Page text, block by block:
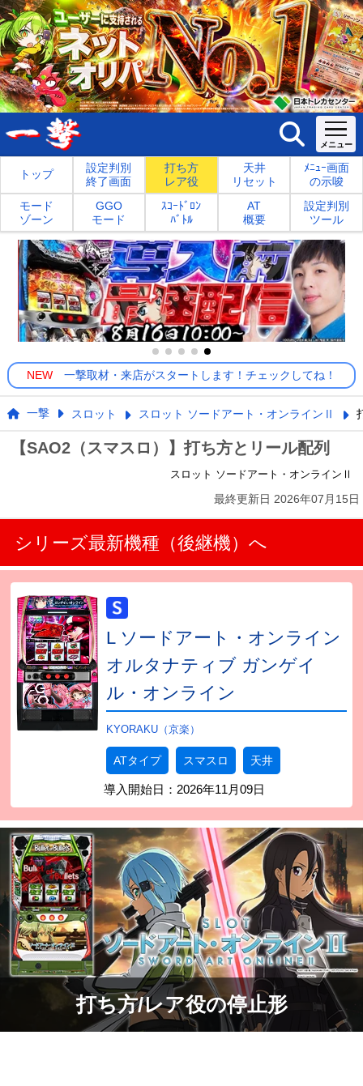
トップ
設定判別
終了画面
打ち方
レア役
天井
リセット
ﾒﾆｭｰ画面
の示唆
モード
ゾーン
GGO
モード
ｽｺｰﾄﾞﾛﾝ
ﾊﾞﾄﾙ
AT
概要
設定判別
ツール
NEW 一撃取材・来店がスタートします！チェックしてね！
一撃 スロット スロット ソードアート・オンラインⅡ
【SAO2（スマスロ）】打ち方とリール配列
スロット ソードアート・オンラインⅡ
最終更新日 2026年07月15日
シリーズ最新機種（後継機）へ
L ソードアート・オンライン
オルタナティブ ガンゲイ
ル・オンライン
KYORAKU（京楽）
ATタイプ スマスロ 天井
導入開始日： 2026年11月09日
打ち方/レア役の停止形